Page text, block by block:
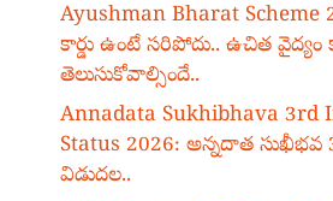
Ayushman Bharat
కార్డు ఉంటే సరిపోదు.. ఉచిత
తెలుసుకోవాల్సిందే..
Annadata Sukhibhava 3rd
Status 2026: అన్నదాత సుఖీభవ
విడుదల..